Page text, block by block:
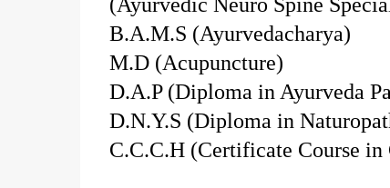
B.A.M.S (Ayurvedacharya)
M.D (Acupuncture)
D.A.P (Diploma in Ayurveda
D.N.Y.S (Diploma in
C.C.C.H (Certificate Course